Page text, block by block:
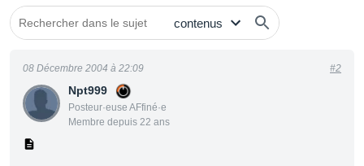
Npt999
Posteur·euse AFfiné·e
Membre depuis 22 ans
08 Décembre 2004 à 22:09 #2